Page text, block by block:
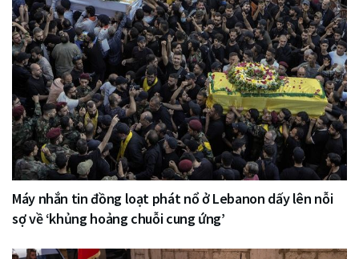
Máy nhắn tin đồng loạt phát nổ ở Lebanon dấy lên nỗi
sợ về ‘khủng hoảng chuỗi cung ứng’